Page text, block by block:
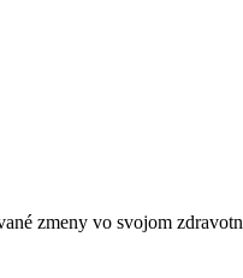
zmeny ‍vo ⁤svojom